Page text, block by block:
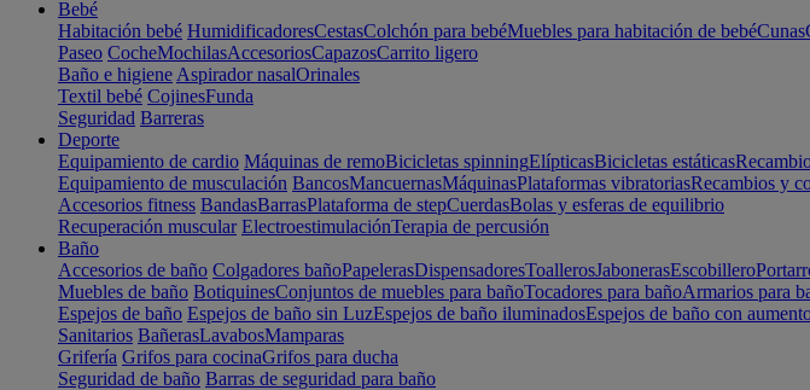
Bebé
Habitación bebé HumidificadoresCestasColchón para bebéMuebles para habitación de bebéCunas
Paseo CocheMochilasAccesoriosCapazosCarrito ligero
Baño e higiene Aspirador nasalOrinales
Textil bebé CojinesFunda
Seguridad Barreras
Deporte
Equipamiento de cardio Máquinas de remoBicicletas spinningElípticasBicicletas estáticas
Equipamiento de musculación BancosMancuernasMáquinasPlataformas vibratoriasRecambios y
Accesorios fitness BandasBarrasPlataforma de stepCuerdasBolas y esferas de equilibrio
Recuperación muscular ElectroestimulaciónTerapia de percusión
Baño
Accesorios de baño Colgadores bañoPapelerasDispensadoresToallerosJabonerasEscobillero
Muebles de baño BotiquinesConjuntos de muebles para bañoTocadores para bañoArmarios para
Espejos de baño Espejos de baño sin LuzEspejos de baño iluminadosEspejos de baño con
Sanitarios BañerasLavabosMamparas
Grifería Grifos para cocinaGrifos para ducha
Seguridad de baño Barras de seguridad para baño